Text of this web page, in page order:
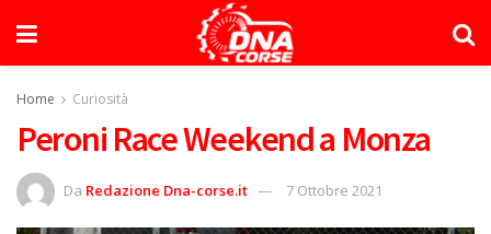
Home Curiosità
Peroni Race Weekend a Monza
Da Redazione Dna-corse.it 7 Ottobre 2021